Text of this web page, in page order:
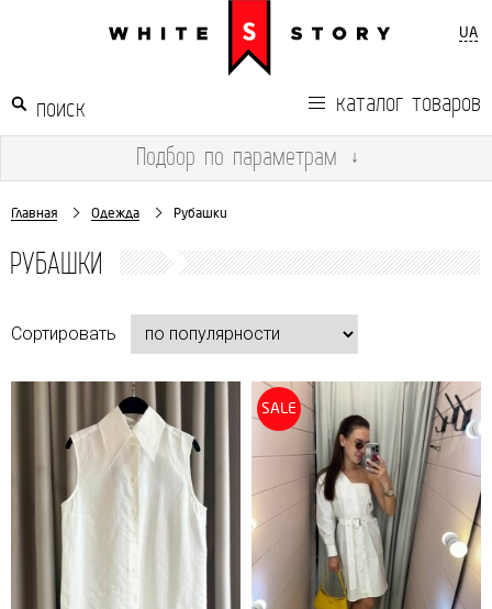
UA
каталог товаров
Подбор по параметрам ↓
Главная Одежда Рубашки
РУБАШКИ
Сортировать
SALE